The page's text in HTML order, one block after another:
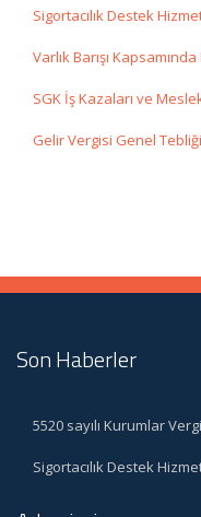
Sigortacılık Destek
Varlık Barışı
SGK İş Kazaları ve
Gelir Vergisi Genel
Son Haberler
5520 sayılı Kurumlar
Sigortacılık Destek